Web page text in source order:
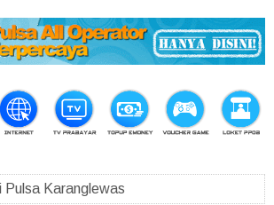
Pulsa Karanglewas